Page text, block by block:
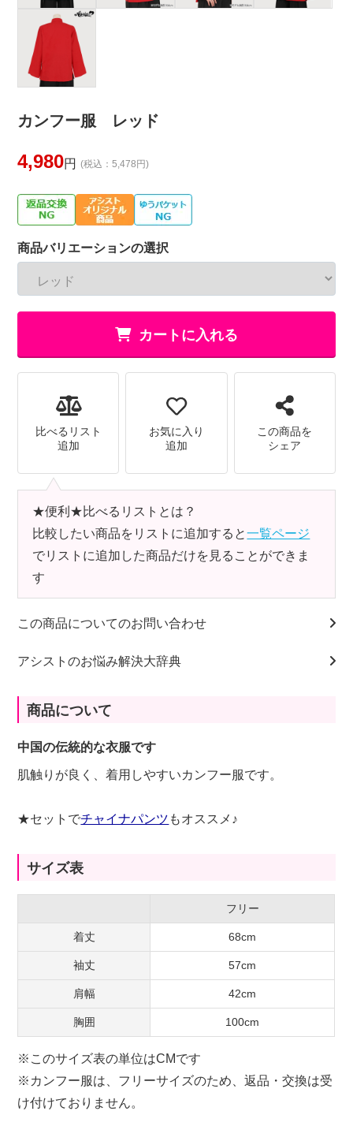
カンフー服 レッド
4,980円 (税込：5,478円)
商品バリエーションの選択
カートに入れる
比べるリスト
追加
お気に入り
追加
この商品を
シェア
★便利★比べるリストとは？
比較したい商品をリストに追加すると一覧ページ
でリストに追加した商品だけを見ることができま
す
この商品についてのお問い合わせ
アシストのお悩み解決大辞典
商品について
中国の伝統的な衣服です
肌触りが良く、着用しやすいカンフー服です。
★セットでチャイナパンツ もオススメ♪
サイズ表
フリー
着丈 68cm
袖丈 57cm
肩幅 42cm
胸囲 100cm
※このサイズ表の単位はCMです
※カンフー服は、フリーサイズのため、返品・交換は受
け付けておりません。